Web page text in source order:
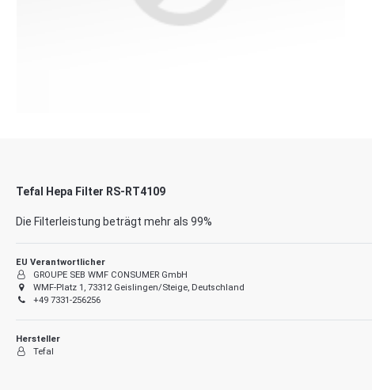
Tefal Hepa Filter RS-RT4109
Die Filterleistung beträgt mehr als 99%
EU Verantwortlicher
GROUPE SEB WMF CONSUMER GmbH
WMF-Platz 1, 73312 Geislingen/Steige, Deutschland
+49 7331-256256
Hersteller
Tefal